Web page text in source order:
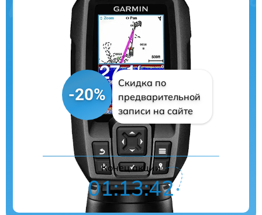
-20%
Скидка по
предварительной
записи на сайте
Конец акции
01:13:41